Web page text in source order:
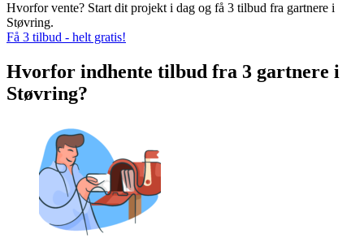
Hvorfor vente? Start dit projekt i dag og få 3 tilbud fra gartnere i
Støvring.
Få 3 tilbud - helt gratis!
Hvorfor indhente tilbud fra 3 gartnere i
Støvring?